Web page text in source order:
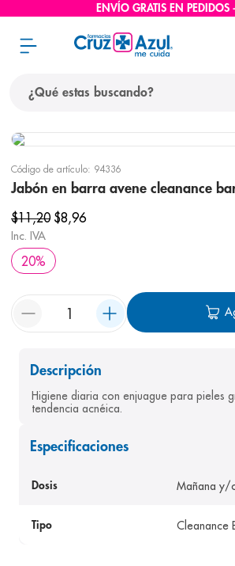
ENVÍO GRATIS EN PEDIDOS
Código de artículo: 94336
Jabón en barra avene cleanance
$11,20 $8,96
Inc. IVA
20%
Descripción
Higiene diaria con enjuague para pieles
tendencia acnéica.
Especificaciones
Dosis Mañana y/
Tipo Cleanance
términos más buscados
protector solar
3.
4. cerave
bioderma
8. desodorante
9. pediasure